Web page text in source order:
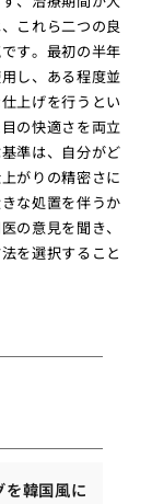
これら二つの良
す。最初の半年
し、ある程度並
上げを行うとい
の快適さを両立
準は、自分がど
がりの精密さに
な処置を伴うか
の意見を聞き、
を選択すること
韓国風に